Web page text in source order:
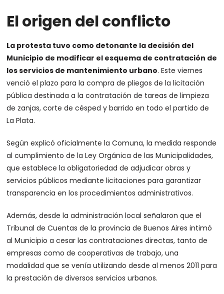
El origen del conflicto
La protesta tuvo como detonante la decisión del
Municipio de modificar el esquema de contratación de
los servicios de mantenimiento urbano. Este viernes
venció el plazo para la compra de pliegos de la licitación
pública destinada a la contratación de tareas de limpieza
de zanjas, corte de césped y barrido en todo el partido de
La Plata.
Según explicó oficialmente la Comuna, la medida responde
al cumplimiento de la Ley Orgánica de las Municipalidades,
que establece la obligatoriedad de adjudicar obras y
servicios públicos mediante licitaciones para garantizar
transparencia en los procedimientos administrativos.
Además, desde la administración local señalaron que el
Tribunal de Cuentas de la provincia de Buenos Aires intimó
al Municipio a cesar las contrataciones directas, tanto de
empresas como de cooperativas de trabajo, una
modalidad que se venía utilizando desde al menos 2011 para
la prestación de diversos servicios urbanos.